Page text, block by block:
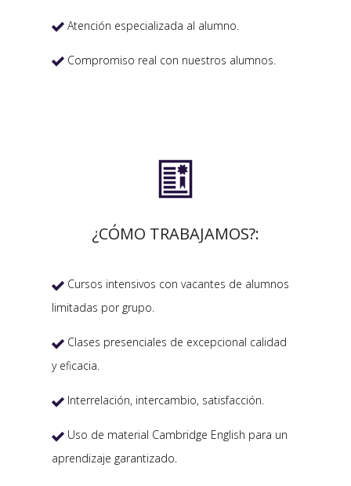
 Atención especializada al alumno.
 Compromiso real con nuestros alumnos.

¿CÓMO TRABAJAMOS?:
 Cursos intensivos con vacantes de alumnos
limitadas por grupo.
 Clases presenciales de excepcional calidad
y eficacia.
 Interrelación, intercambio, satisfacción.
 Uso de material Cambridge English para un
aprendizaje garantizado.